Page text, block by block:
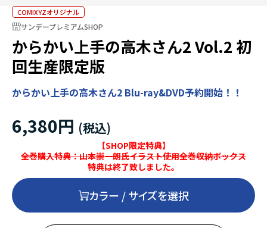
COMIXYZオリジナル
サンデープレミアムSHOP
からかい上手の高木さん2 Vol.2 初
回生産限定版
からかい上手の高木さん2 Blu-ray&DVD予約開始！！
6,380円
【SHOP限定特典】
全巻購入特典：山本崇一朗氏イラスト使用全巻収納ボックス
特典は終了致しました。
カラー / サイズを選択